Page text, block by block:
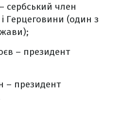
сербський член
і Герцеговини (один з
– президент
– президент